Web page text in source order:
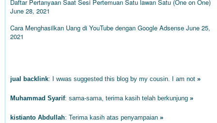
Daftar Pertanyaan Saat Sesi Pertemuan Satu lawan Satu (One on One)
June 28, 2021
Cara Menghasilkan Uang di YouTube dengan Google Adsense June 25,
2021
jual backlink: Ӏ wwas suggested this blog ƅy my cousin. I am not »
Muhammad Syarif: sama-sama, terima kasih telah berkunjung »
kistianto Abdullah: Terima kasih atas penyampaian »